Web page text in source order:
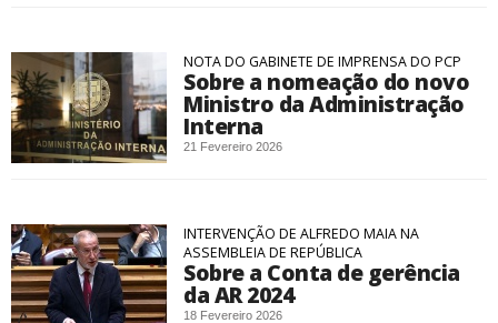
NOTA DO GABINETE DE IMPRENSA DO PCP
Sobre a nomeação do novo
Ministro da Administração
Interna
21 Fevereiro 2026
INTERVENÇÃO DE ALFREDO MAIA NA
ASSEMBLEIA DE REPÚBLICA
Sobre a Conta de gerência
da AR 2024
18 Fevereiro 2026